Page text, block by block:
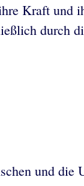
Kraft und
durch
und